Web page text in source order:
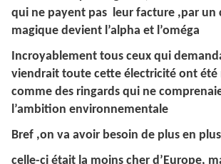
qui ne payent pas leur facture ,par un
magique devient l’alpha et l’oméga
Incroyablement tous ceux qui
viendrait toute cette électricité ont été
comme des ringards qui ne
l’ambition environnementale
Bref ,on va avoir besoin de plus en
celle-ci était la moins cher d’Europe,